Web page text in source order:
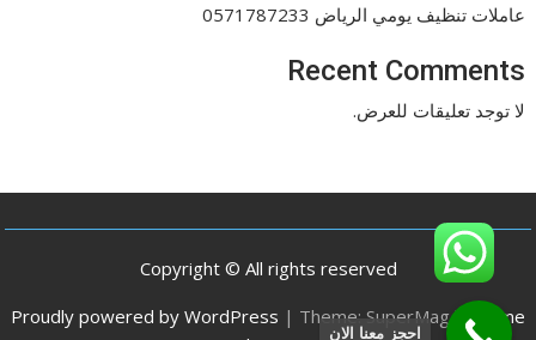
عاملات تنظيف يومي الرياض 0571787233
Recent Comments
لا توجد تعليقات للعرض.
Copyright © All rights reserved
Proudly powered by WordPress | Theme: SuperMag by
Acme
احجز معنا الان